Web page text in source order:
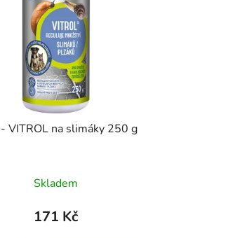
VITROL na slimáky 250 g
Skladem
171 Kč